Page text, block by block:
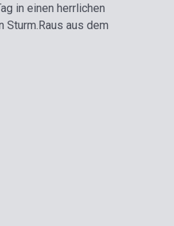
in einen herrlichen
Sturm. Raus aus dem